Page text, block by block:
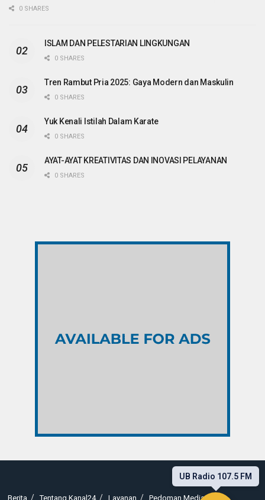
0 SHARES
ISLAM DAN PELESTARIAN LINGKUNGAN
0 SHARES
Tren Rambut Pria 2025: Gaya Modern dan Maskulin
0 SHARES
Yuk Kenali Istilah Dalam Karate
0 SHARES
AYAT-AYAT KREATIVITAS DAN INOVASI PELAYANAN
0 SHARES
UB Radio 107.5 FM
Berita Tentang Kanal24 Layanan Pedoman Media Siber